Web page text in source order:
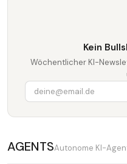
Kein
Wöchentlicher KI-
AGENTSAutonome KI-